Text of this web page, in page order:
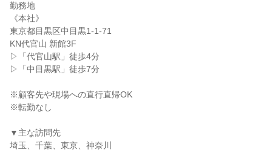
勤務地
《本社》
東京都目黒区中目黒1-1-71
KN代官山 新館3F
▷「代官山駅」徒歩4分
▷「中目黒駅」徒歩7分
※顧客先や現場への直行直帰OK
※転勤なし
▼主な訪問先
埼玉、千葉、東京、神奈川